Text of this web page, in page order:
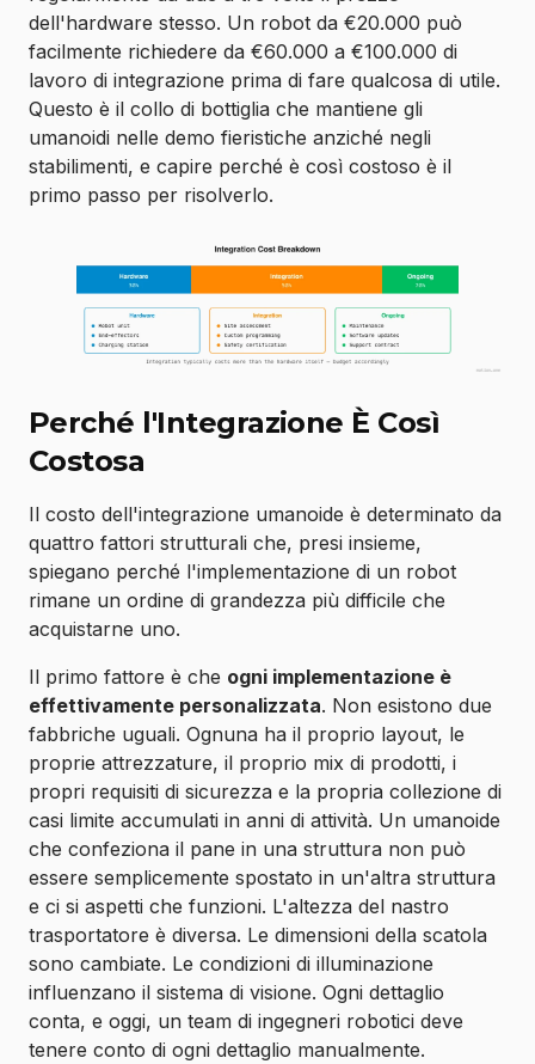
dell'hardware stesso. Un robot da €20.000 può
facilmente richiedere da €60.000 a €100.000 di
lavoro di integrazione prima di fare qualcosa di utile.
Questo è il collo di bottiglia che mantiene gli
umanoidi nelle demo fieristiche anziché negli
stabilimenti, e capire perché è così costoso è il
primo passo per risolverlo.
Perché l'Integrazione È Così
Costosa
Il costo dell'integrazione umanoide è determinato da
quattro fattori strutturali che, presi insieme,
spiegano perché l'implementazione di un robot
rimane un ordine di grandezza più difficile che
acquistarne uno.
Il primo fattore è che ogni implementazione è
effettivamente personalizzata. Non esistono due
fabbriche uguali. Ognuna ha il proprio layout, le
proprie attrezzature, il proprio mix di prodotti, i
propri requisiti di sicurezza e la propria collezione di
casi limite accumulati in anni di attività. Un umanoide
che confeziona il pane in una struttura non può
essere semplicemente spostato in un'altra struttura
e ci si aspetti che funzioni. L'altezza del nastro
trasportatore è diversa. Le dimensioni della scatola
sono cambiate. Le condizioni di illuminazione
influenzano il sistema di visione. Ogni dettaglio
conta, e oggi, un team di ingegneri robotici deve
tenere conto di ogni dettaglio manualmente.